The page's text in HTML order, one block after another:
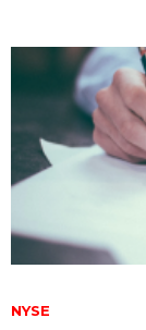
NYSE